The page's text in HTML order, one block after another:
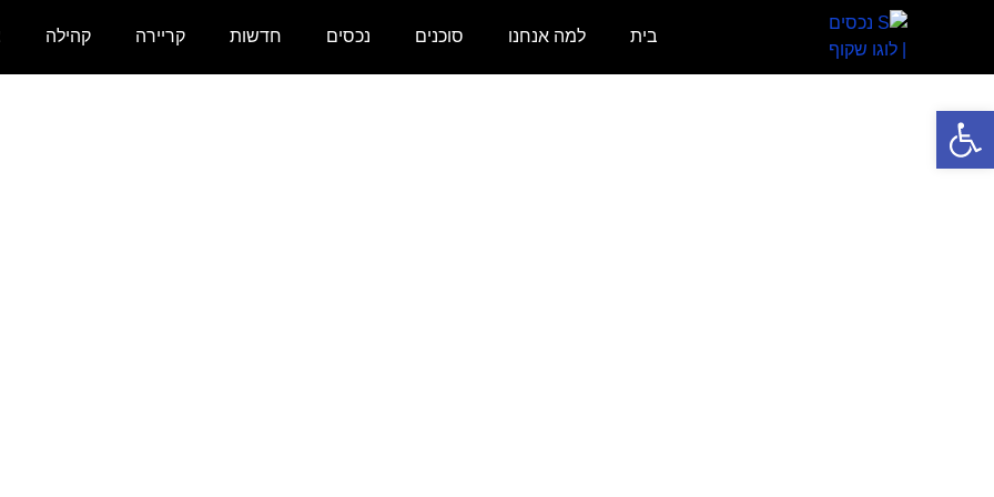
פתח סרגל נגישות
בית למה אנחנו סוכנים נכסים חדשות קריירה קהילה